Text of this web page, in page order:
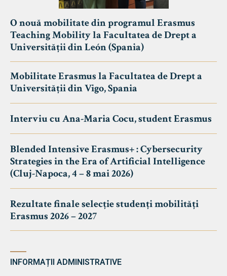
O nouă mobilitate din programul Erasmus
Teaching Mobility la Facultatea de Drept a
Universității din León (Spania)
Mobilitate Erasmus la Facultatea de Drept a
Universității din Vigo, Spania
Interviu cu Ana-Maria Cocu, student Erasmus
Blended Intensive Erasmus+ : Cybersecurity
Strategies in the Era of Artificial Intelligence
(Cluj-Napoca, 4 – 8 mai 2026)
Rezultate finale selecție studenți mobilități
Erasmus 2026 – 2027
INFORMAȚII ADMINISTRATIVE